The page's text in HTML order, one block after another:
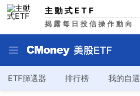
主動式ETF
揭露每日投信操作動向
ETF篩選器 排行榜 我的自選